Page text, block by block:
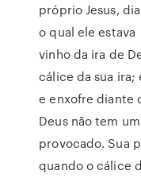
próprio Jesus,
o qual ele
vinho da ira de
cálice da sua
e enxofre diante
Deus não tem
provocado. Sua
quando o cálice